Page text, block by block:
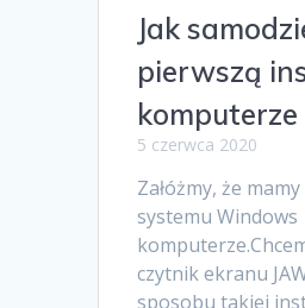
Jak
pierwszą
5 czerwca 2020
Załóżmy, że
systemu Windows
czytnik ekranu
sposobu takiej